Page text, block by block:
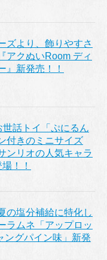
ズより、飾りやすさ
アクぬいRoom ディ
』新発売！！
世話トイ「ぷにるん
付きのミニサイズ
ンリオの人気キャラ
！！
の塩分補給に特化し
ラムネ「アップロッ
ングパイン味」新発